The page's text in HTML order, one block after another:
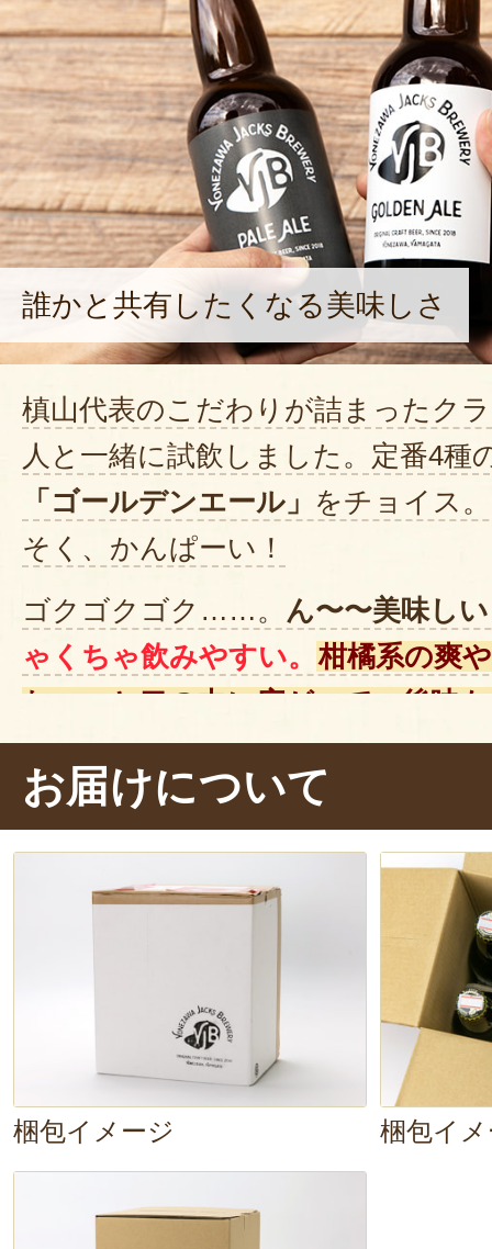
誰かと共有したくなる美味しさ
槙山代表のこだわりが詰まったク
人と一緒に試飲しました。定番4種
「ゴールデンエール」
をチョイス
そく、かんぱーい！
ゴクゴクゴク……。 ん〜〜美味し
ゃくちゃ飲みやすい。 柑橘系の爽
わ〜っと口の中に広がって、後味
控えめなので、ビールが苦手な人
います。
友人や家族と集まった時に、ワイ
のも楽しいですね。また、4種そ
料理に合わせてビールを選
すめ。このビールを添えるだけで、
一層特別なものになる
はずです。
お届けについて
梱包イメージ 梱包イ